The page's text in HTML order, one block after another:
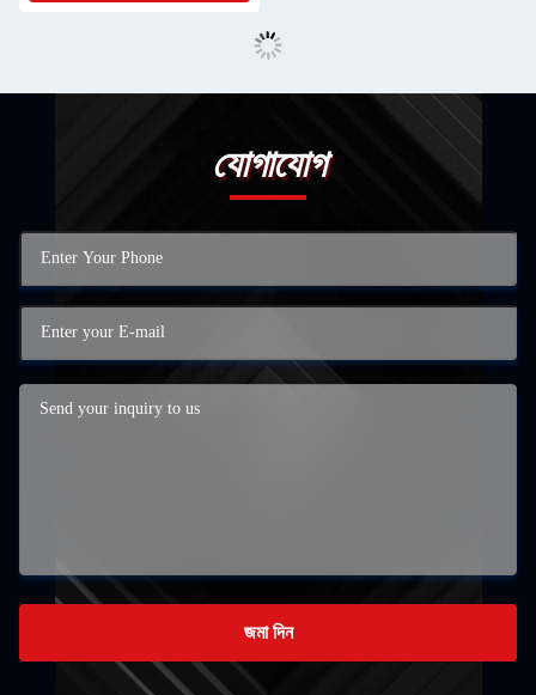
যোগাযোগ
জমা দিন